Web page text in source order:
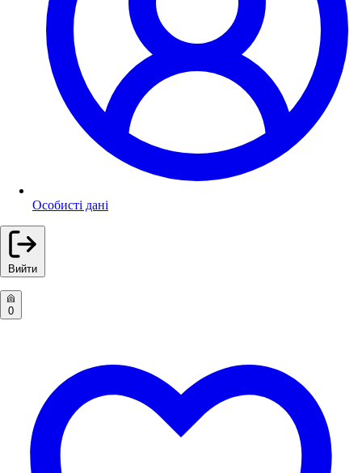
Особисті дані
Вийти
0